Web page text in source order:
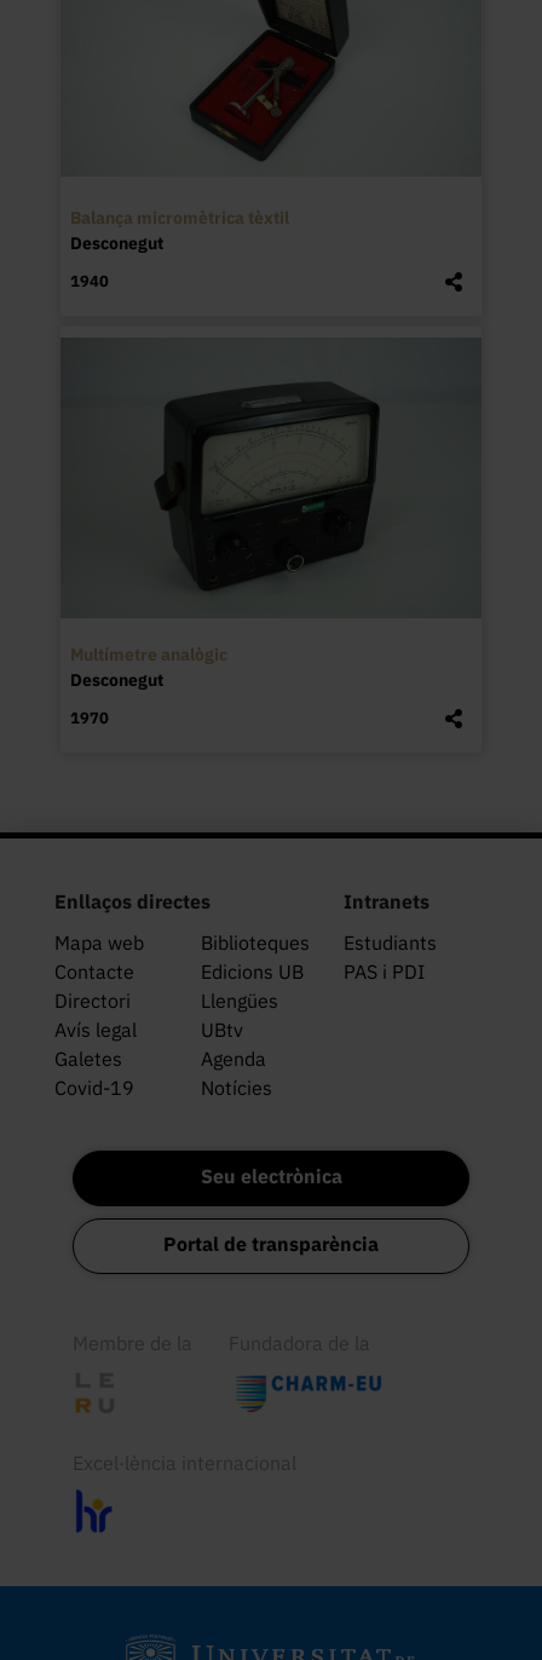
Balança micromètrica tèxtil
Desconegut
1940
Multímetre analògic
Desconegut
1970
Enllaços directes
Mapa web
Biblioteques
Contacte
Edicions UB
Directori
Llengües
Avís legal
UBtv
Galetes
Agenda
Covid-19
Notícies
Intranets
Estudiants
PAS i PDI
Seu electrònica
Portal de transparència
Membre de la Fundadora de la
Excel·lència internacional